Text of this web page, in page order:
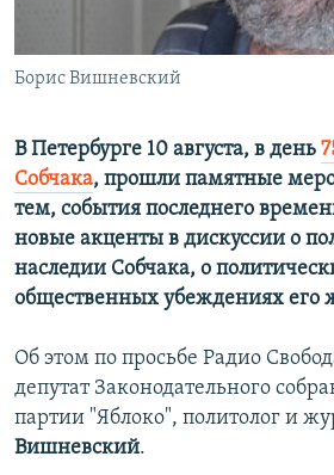
Все сайты РСЕ/РС
Борис Вишневский
В Петербурге 10 августа, в день
Собчака, прошли памятные
тем, события последнего
новые акценты в дискуссии о
наследии Собчака, о
общественных убеждениях его
Об этом по просьбе Радио
депутат Законодательного
партии "Яблоко", политолог и
Вишневский.